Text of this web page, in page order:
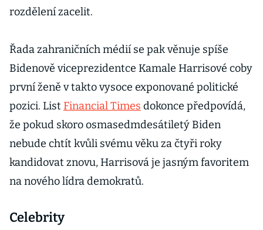
rozdělení zacelit.
Řada zahraničních médií se pak věnuje spíše
Bidenově viceprezidentce Kamale Harrisové coby
první ženě v takto vysoce exponované politické
pozici. List Financial Times dokonce předpovídá,
že pokud skoro osmasedmdesátiletý Biden
nebude chtít kvůli svému věku za čtyři roky
kandidovat znovu, Harrisová je jasným favoritem
na nového lídra demokratů.
Celebrity